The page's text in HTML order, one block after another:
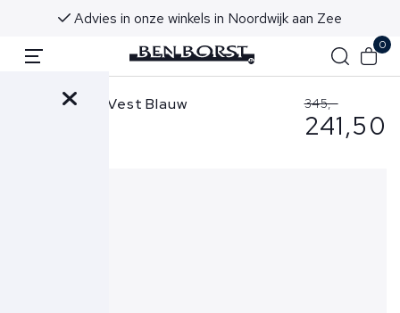
Advies in onze winkels in Noordwijk aan
0
Stone Island Vest Blauw 345,-
241,50